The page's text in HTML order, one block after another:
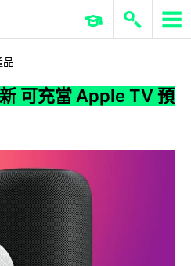
ERP 與商業 AI
品
可充當 Apple TV 預